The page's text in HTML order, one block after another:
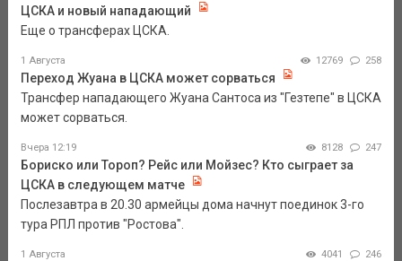
ЦСКА и новый нападающий
Еще о трансферах ЦСКА.
1 Августа 12769 258
Переход Жуана в ЦСКА может сорваться
Трансфер нападающего Жуана Сантоса из "Гезтепе" в ЦСКА
может сорваться.
Вчера 12:19 8128 247
Бориско или Тороп? Рейс или Мойзес? Кто сыграет за
ЦСКА в следующем матче
Послезавтра в 20.30 армейцы дома начнут поединок 3-го
тура РПЛ против "Ростова".
1 Августа 4041 246